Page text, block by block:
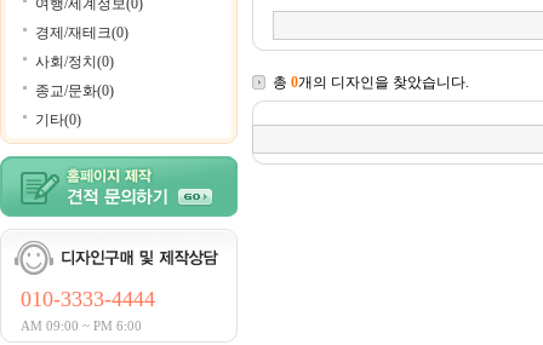
여행/세계정보(0)
경제/재테크(0)
사회/정치(0)
종교/문화(0)
기타(0)
010-3333-4444
AM 09:00 ~ PM 6:00
총 0개의 디자인을 찾았습니다.